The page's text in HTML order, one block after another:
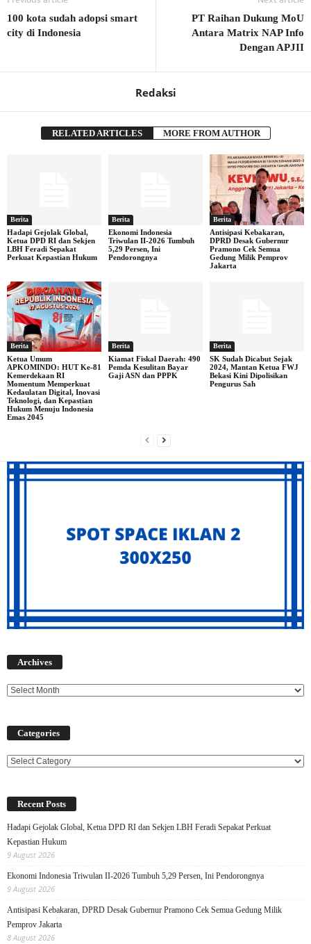
100 kota sudah adopsi smart
city di Indonesia
PT Raihan Dukung MoU
Antara Matrix NAP Info
Dengan APJII
Redaksi
RELATED ARTICLES MORE FROM AUTHOR
Berita
Hadapi Gejolak Global,
Ketua DPD RI dan Sekjen
LBH Feradi Sepakat
Perkuat Kepastian Hukum
Berita
Ekonomi Indonesia
Triwulan II-2026 Tumbuh
5,29 Persen, Ini
Pendorongnya
Berita
Antisipasi Kebakaran,
DPRD Desak Gubernur
Pramono Cek Semua
Gedung Milik Pemprov
Jakarta
Berita
Ketua Umum
APKOMINDO: HUT Ke-81
Kemerdekaan RI
Momentum Memperkuat
Kedaulatan Digital, Inovasi
Teknologi, dan Kepastian
Hukum Menuju Indonesia
Emas 2045
Berita
Kiamat Fiskal Daerah: 490
Pemda Kesulitan Bayar
Gaji ASN dan PPPK
Berita
SK Sudah Dicabut Sejak
2024, Mantan Ketua FWJ
Bekasi Kini Dipolisikan
Pengurus Sah
Archives
Categories
Categories
Recent Posts
Hadapi Gejolak Global, Ketua DPD RI dan Sekjen LBH Feradi Sepakat Perkuat
Kepastian Hukum
9 August 2026
Ekonomi Indonesia Triwulan II-2026 Tumbuh 5,29 Persen, Ini Pendorongnya
9 August 2026
Antisipasi Kebakaran, DPRD Desak Gubernur Pramono Cek Semua Gedung Milik
Pemprov Jakarta
8 August 2026